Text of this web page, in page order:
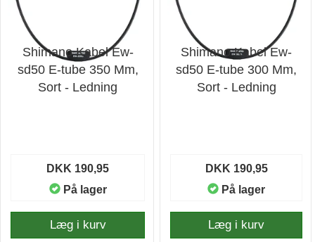
Shimano Kabel Ew-
sd50 E-tube 350 Mm,
Sort - Ledning
DKK 190,95
På lager
Læg i kurv
Shimano Kabel Ew-
sd50 E-tube 300 Mm,
Sort - Ledning
DKK 190,95
På lager
Læg i kurv